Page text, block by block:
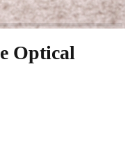
Optical